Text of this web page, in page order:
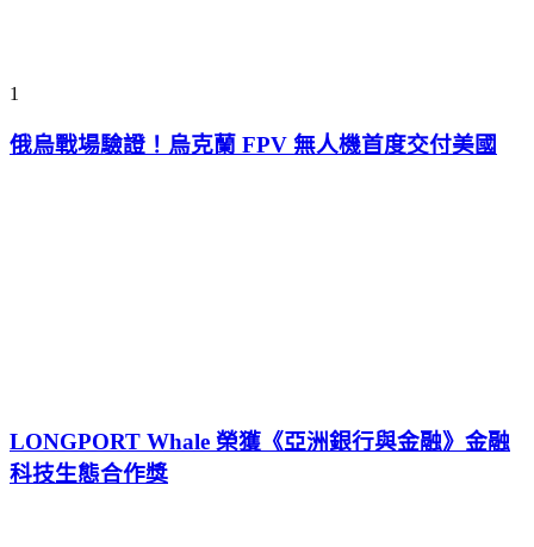
1
俄烏戰場驗證！烏克蘭 FPV 無人機首度交付美國
LONGPORT Whale 榮獲《亞洲銀行與金融》金融
科技生態合作獎